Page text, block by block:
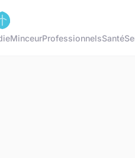
MinceurProfessionnelsSanté